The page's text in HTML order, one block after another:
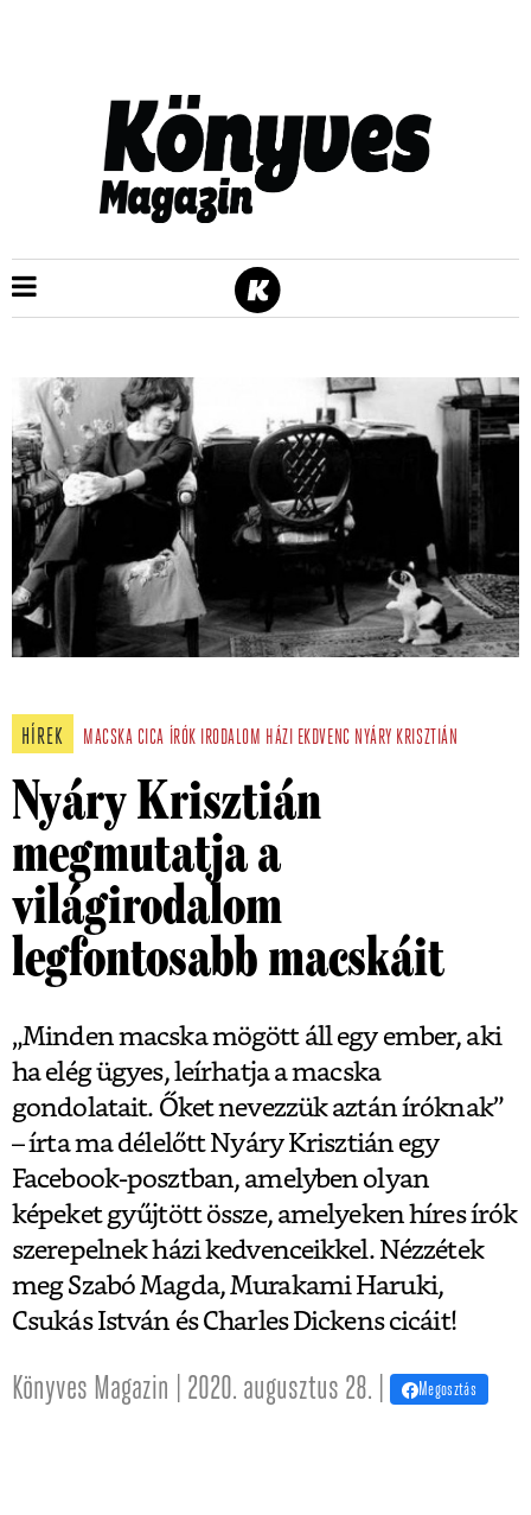
HÍREK MACSKA CICA ÍRÓK IRODALOM HÁZI EKDVENC NYÁRY KRISZTIÁN
Nyáry Krisztián
megmutatja a
világirodalom
legfontosabb macskáit
„Minden macska mögött áll egy ember, aki
ha elég ügyes, leírhatja a macska
gondolatait. Őket nevezzük aztán íróknak”
– írta ma délelőtt Nyáry Krisztián egy
Facebook-posztban, amelyben olyan
képeket gyűjtött össze, amelyeken híres írók
szerepelnek házi kedvenceikkel. Nézzétek
meg Szabó Magda, Murakami Haruki,
Csukás István és Charles Dickens cicáit!
Könyves Magazin | 2020. augusztus 28. | Megosztás